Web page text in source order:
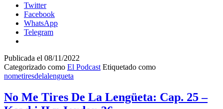
Lengüeta:
26
–
Puma
Twitter
Facebook
WhatsApp
Telegram
Publicada el 08/11/2022
Categorizado como El Podcast Etiquetado como
nometiresdelalengueta
No Me Tires De La Lengüeta: Cap. 25 –